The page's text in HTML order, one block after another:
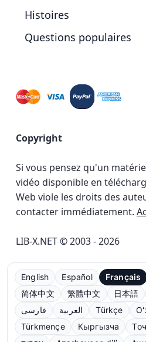
Histoires
Questions populaires
Copyright
Si vous pensez qu'un
vidéo disponible en
Web viole les droits des
contacter immédiatement.
LIB-X.NET © 2003 - 2026
English Español Français
简体中文
繁體中文 日本語
فارسی
العربية Türkçe
Türkmençe
Кыргызча